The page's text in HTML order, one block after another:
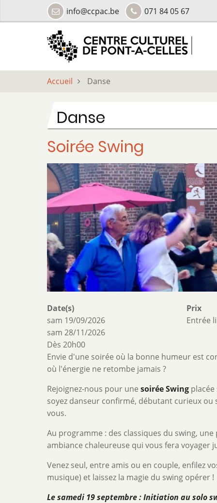
info@ccpac.be 071 84 05 67
Accueil Danse
Danse
Soirée Swing
Date(s)
sam 19/09/2026
sam 28/11/2026
Dès 20h00
Prix
Entrée
Envie d'une soirée où la bonne humeur est
où l'énergie ne retombe jamais ?
Rejoignez-nous pour une soirée Swing
soyez danseur confirmé, débutant curieux
vous.
Au programme : des classiques du swing,
ambiance chaleureuse qui vous fera voyager
Venez seul, entre amis ou en couple, enfilez
musique) et laissez la magie du swing opérer !
Le samedi 19 septembre : Initiation au solo